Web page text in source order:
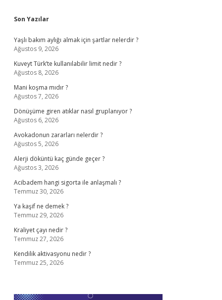
Sidebar
Son Yazılar
Yaşlı bakım aylığı almak için şartlar nelerdir ?
Ağustos 9, 2026
Kuveyt Türk’te kullanılabilir limit nedir ?
Ağustos 8, 2026
Mani koşma mıdır ?
Ağustos 7, 2026
Dönüşüme giren atıklar nasıl gruplanıyor ?
Ağustos 6, 2026
Avokadonun zararları nelerdir ?
Ağustos 5, 2026
Alerji döküntü kaç günde geçer ?
Ağustos 3, 2026
Acibadem hangi sigorta ile anlaşmalı ?
Temmuz 30, 2026
Ya kaşif ne demek ?
Temmuz 29, 2026
Kraliyet çayı nedir ?
Temmuz 27, 2026
Kendilik aktivasyonu nedir ?
Temmuz 25, 2026